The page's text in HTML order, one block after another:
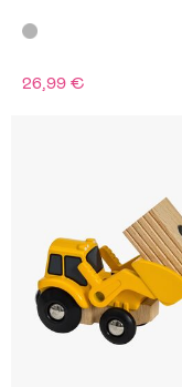
26,99 €